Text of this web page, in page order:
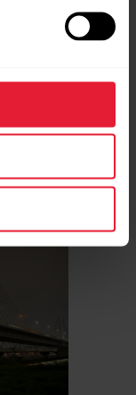
均心拍数：
り、湘南国際マ
なりました。